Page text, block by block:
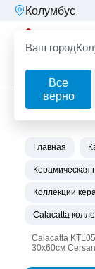
Колумбус
Ваш город
Все
верно
Главная
Керамическая
Коллекции
Calacatta
Calacatta
30х60см